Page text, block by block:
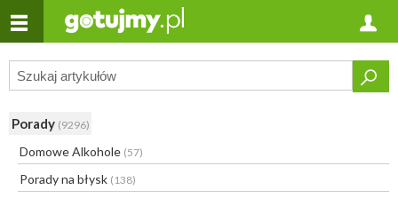
Porady (9296)
Domowe Alkohole (57)
Porady na błysk (138)